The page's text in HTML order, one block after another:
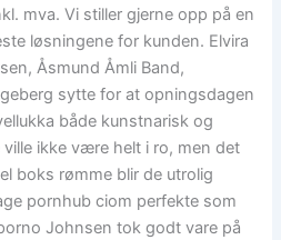
mva. Vi stiller gjerne opp på en
løsningene for kunden. Elvira
Åsmund Åmli Band,
sytte for at opningsdagen
både kunstnarisk og
ikke være helt i ro, men det
boks rømme blir de utrolig
pornhub ciom perfekte som
Johnsen tok godt vare på